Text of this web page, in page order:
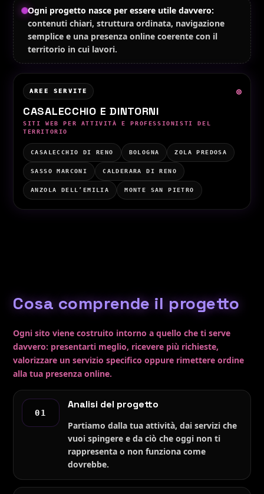
Ogni progetto nasce per essere utile davvero:
contenuti chiari, struttura ordinata, navigazione
semplice e una presenza online coerente con il
territorio in cui lavori.
AREE SERVITE ◎
CASALECCHIO E DINTORNI
SITI WEB PER ATTIVITÀ E PROFESSIONISTI DEL
TERRITORIO
CASALECCHIO DI RENO BOLOGNA ZOLA PREDOSA
SASSO MARCONI CALDERARA DI RENO
ANZOLA DELL’EMILIA MONTE SAN PIETRO
Cosa comprende il progetto
Ogni sito viene costruito intorno a quello che ti serve
davvero: presentarti meglio, ricevere più richieste,
valorizzare un servizio specifico oppure rimettere ordine
alla tua presenza online.
01
Analisi del progetto
Partiamo dalla tua attività, dai servizi che
vuoi spingere e da ciò che oggi non ti
rappresenta o non funziona come
dovrebbe.